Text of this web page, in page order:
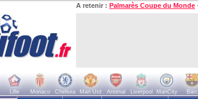
A retenir : Palmarès Coupe du Monde -
Lille Monaco Chelsea Man Utd Arsenal Liverpool ManCity